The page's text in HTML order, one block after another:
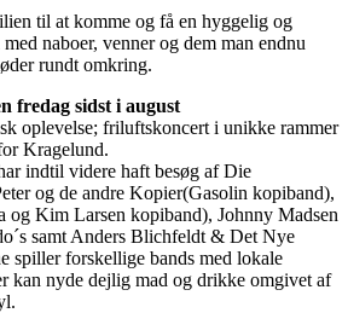
til at komme og få en hyggelig og
naboer, venner og dem man endnu
rundt omkring.
fredag sidst i august
oplevelse; friluftskoncert i unikke rammer
Kragelund.
indtil videre haft besøg af Die
og de andre Kopier(Gasolin kopiband),
og Kim Larsen kopiband), Johnny Madsen
samt Anders Blichfeldt & Det Nye
spiller forskellige bands med lokale
kan nyde dejlig mad og drikke omgivet af